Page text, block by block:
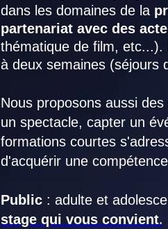
dans les domaines de la
partenariat avec des
thématique de film, etc...).
à deux semaines (séjours
Nous proposons aussi des
un spectacle, capter un
formations courtes
d'acquérir une
Public : adulte et
stage qui vous convient.